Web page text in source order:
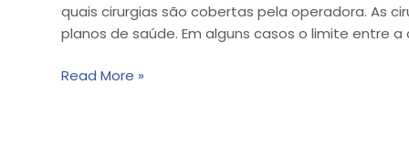
quais cirurgias são cobertas pela operadora. As
planos de saúde. Em alguns casos o limite entre
Read More »